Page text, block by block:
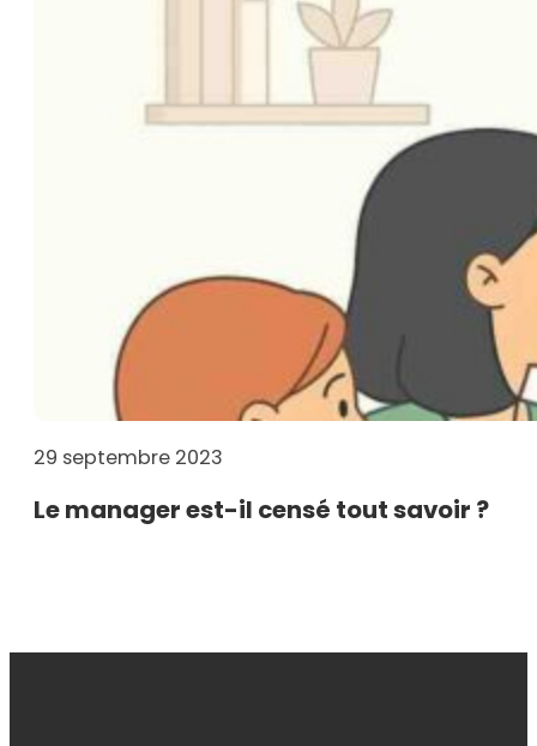
29 septembre 2023
Le manager est-il censé tout savoir ?